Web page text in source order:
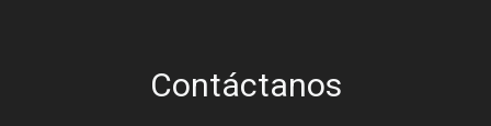
Contáctanos